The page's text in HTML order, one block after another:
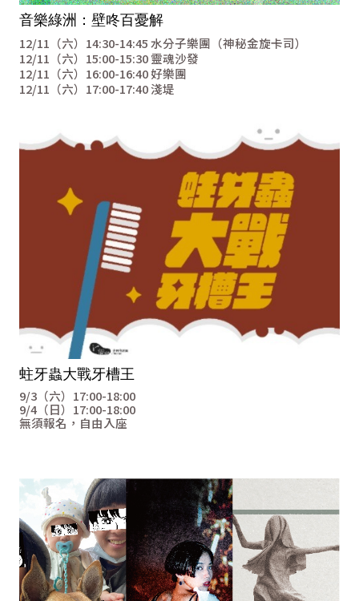
音樂綠洲：壁咚百憂解
12/11（六）14:30-14:45 水分子樂團（神秘金旋卡司）
12/11（六）15:00-15:30 靈魂沙發
12/11（六）16:00-16:40 好樂團
12/11（六）17:00-17:40 淺堤
蛀牙蟲大戰牙槽王
9/3（六） 17:00-18:00
9/4（日） 17:00-18:00
無須報名，自由入座